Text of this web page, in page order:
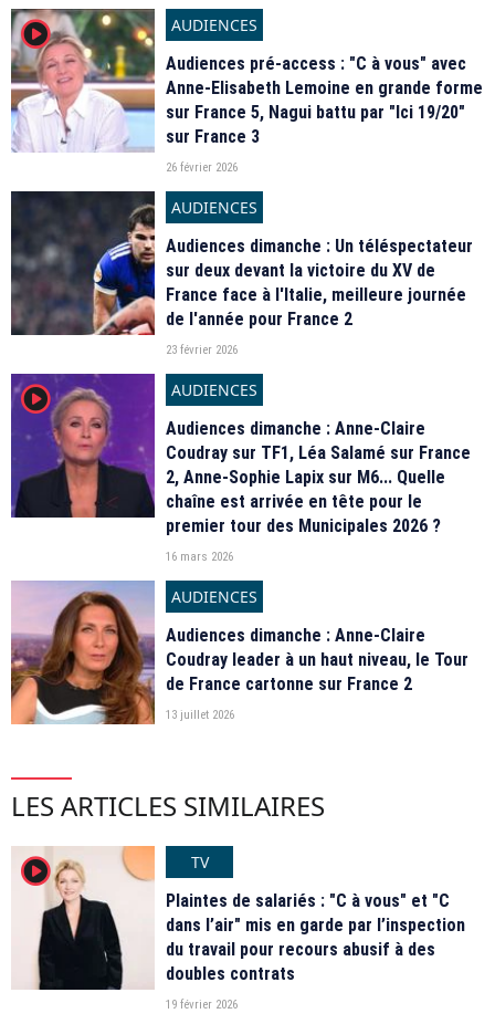
player2
AUDIENCES
Audiences pré-access : "C à vous" avec
Anne-Elisabeth Lemoine en grande forme
sur France 5, Nagui battu par "Ici 19/20"
sur France 3
26 février 2026
AUDIENCES
Audiences dimanche : Un téléspectateur
sur deux devant la victoire du XV de
France face à l'Italie, meilleure journée
de l'année pour France 2
23 février 2026
player2
AUDIENCES
Audiences dimanche : Anne-Claire
Coudray sur TF1, Léa Salamé sur France
2, Anne-Sophie Lapix sur M6... Quelle
chaîne est arrivée en tête pour le
premier tour des Municipales 2026 ?
16 mars 2026
AUDIENCES
Audiences dimanche : Anne-Claire
Coudray leader à un haut niveau, le Tour
de France cartonne sur France 2
13 juillet 2026
LES ARTICLES SIMILAIRES
player2
TV
Plaintes de salariés : "C à vous" et "C
dans l’air" mis en garde par l’inspection
du travail pour recours abusif à des
doubles contrats
19 février 2026